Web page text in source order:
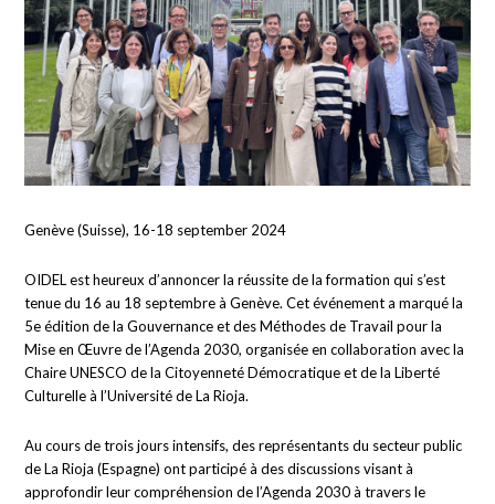
Genève (Suisse), 16-18 september 2024
OIDEL est heureux d’annoncer la réussite de la formation qui s’est
tenue du 16 au 18 septembre à Genève. Cet événement a marqué la
5e édition de la Gouvernance et des Méthodes de Travail pour la
Mise en Œuvre de l’Agenda 2030, organisée en collaboration avec la
Chaire UNESCO de la Citoyenneté Démocratique et de la Liberté
Culturelle à l’Université de La Rioja.
Au cours de trois jours intensifs, des représentants du secteur public
de La Rioja (Espagne) ont participé à des discussions visant à
approfondir leur compréhension de l’Agenda 2030 à travers le